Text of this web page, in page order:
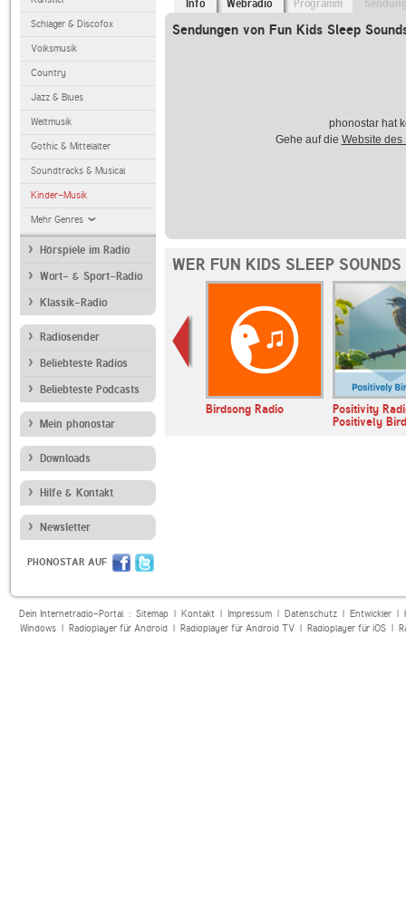
Schlager & Discofox
Volksmusik
Country
Jazz & Blues
Weltmusik
Gothic & Mittelalter
Soundtracks & Musical
Kinder-Musik
Mehr Genres
Hörspiele im Radio
Wort- & Sport-Radio
Klassik-Radio
Radiosender
Beliebteste Radios
Beliebteste Podcasts
Mein phonostar
Downloads
Hilfe & Kontakt
Newsletter
PHONOSTAR AUF
Info Webradio Programm
Sendungen von Fun Kids Sleep
phonostar hat
Gehe auf die Website des
WER FUN KIDS SLEEP
Birdsong Radio
Positivity
Positively
Dein Internetradio-Portal : Sitemap| Kontakt| Impressum| Datenschutz| Entwickler|
Windows| Radioplayer für Android| Radioplayer für Android TV| Radioplayer für iOS|